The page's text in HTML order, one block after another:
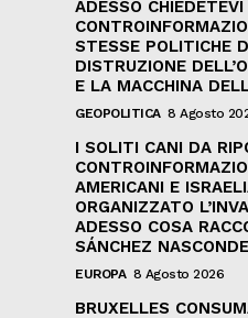
ADESSO
STESSE POLITICHE
DISTRUZIONE
E LA MACCHINA
GEOPOLITICA 8 Agosto
I SOLITI CANI DA
AMERICANI E
ORGANIZZATO
ADESSO COSA
SÁNCHEZ
EUROPA 8 Agosto 2026
BRUXELLES